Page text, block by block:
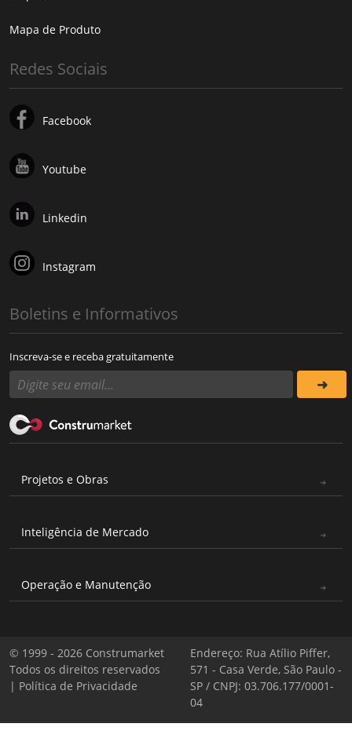
Mapa de Produto
Redes Sociais
Facebook
Youtube
Linkedin
Instagram
Boletins e Informativos
Inscreva-se e receba gratuitamente
Projetos e Obras
Inteligência de Mercado
Operação e Manutenção
© 1999 - 2026 Construmarket
Todos os direitos reservados
| Política de Privacidade
Endereço: Rua Atílio Piffer,
571 - Casa Verde, São Paulo -
SP / CNPJ: 03.706.177/0001-
04